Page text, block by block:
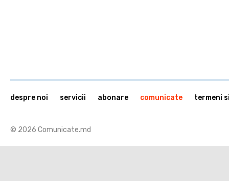
© 2026 Comunicate.md
despre noi servicii abonare comunicate termeni